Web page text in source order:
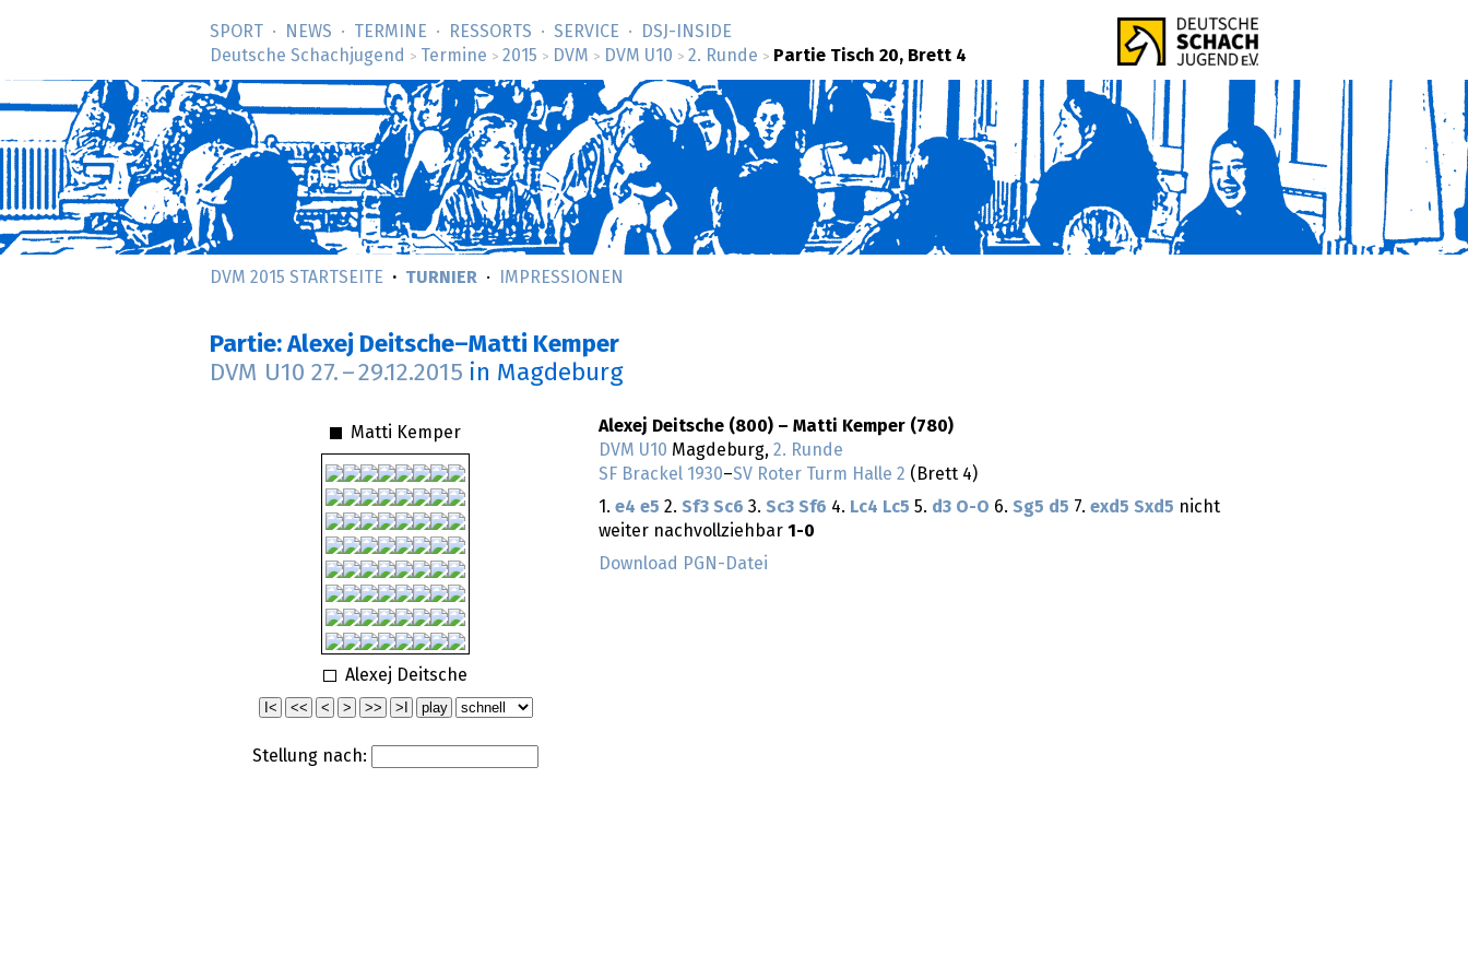
SPORT NEWS TERMINE RESSORTS SERVICE
DSJ-­INSIDE
Deutsche Schachjugend
> Termine > 2015 > DVM > DVM U10 > 2. Runde > Partie Tisch 20, Brett 4
DVM 2015 STARTSEITE TURNIER IMPRESSIONEN
Partie: Alexej Deitsche–Matti Kemper
DVM U10 27. –29.12.2015 in Magdeburg
Matti Kemper
Alexej Deitsche
Stellung nach:
Alexej Deitsche (800) – Matti Kemper (780)
DVM U10 Magdeburg, 2. Runde
SF Brackel 1930–SV Roter Turm Halle 2 (Brett 4)
1. e4 e5 2. Sf3 Sc6 3. Sc3 Sf6 4. Lc4 Lc5 5. d3 O-O 6. Sg5 d5 7. exd5 Sxd5 nicht
weiter nachvollziehbar 1-0
Download PGN-Datei